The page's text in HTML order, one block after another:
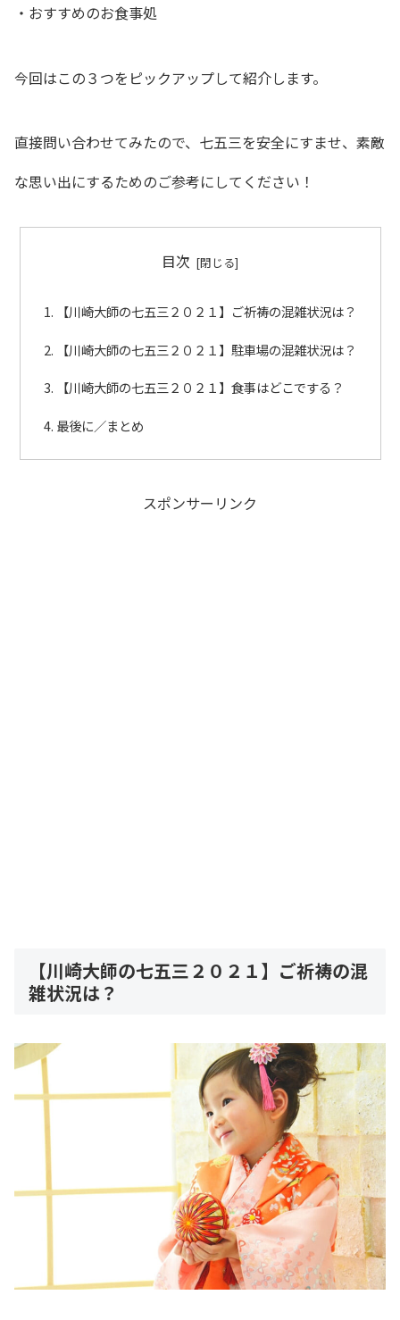
・おすすめのお食事処
今回はこの３つをピックアップして紹介します。
直接問い合わせてみたので、七五三を安全にすませ、素敵
な思い出にするためのご参考にしてください！
目次
【川崎大師の七五三２０２１】ご祈祷の混雑状況は？
【川崎大師の七五三２０２１】駐車場の混雑状況は？
【川崎大師の七五三２０２１】食事はどこでする？
最後に／まとめ
スポンサーリンク
【川崎大師の七五三２０２１】ご祈祷の混
雑状況は？